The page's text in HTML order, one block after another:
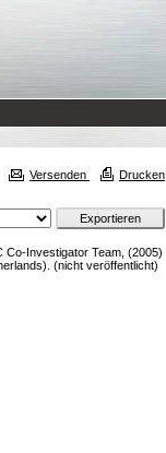
Versenden Drucken
Co-Investigator Team, (2005)
(nicht veröffentlicht)